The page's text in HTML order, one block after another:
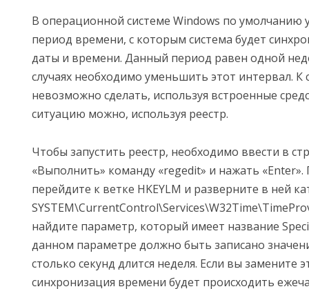
В операционной системе Windows по умолчанию
период времени, с которым система будет
даты и времени. Данный период равен одной
случаях необходимо уменьшить этот интервал. К
невозможно сделать, используя встроенные
ситуацию можно, используя реестр.
Чтобы запустить реестр, необходимо ввести в
«Выполнить» команду «regedit» и нажать «Enter».
перейдите к ветке HKEYLM и разверните в ней
найдите параметр, который имеет название
данном параметре должно быть записано
столько секунд длится неделя. Если вы замените
синхронизация времени будет происходить